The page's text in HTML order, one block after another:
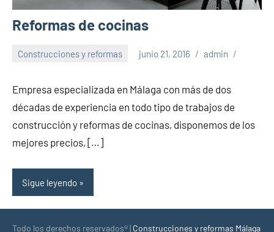
Reformas de cocinas
Construcciones y reformas junio 21, 2016 admin
Empresa especializada en Málaga con más de dos
décadas de experiencia en todo tipo de trabajos de
construcción y reformas de cocinas, disponemos de los
mejores precios, […]
Sigue leyendo
Todo los derechos reservados® | Construcciones y reformas Málaga